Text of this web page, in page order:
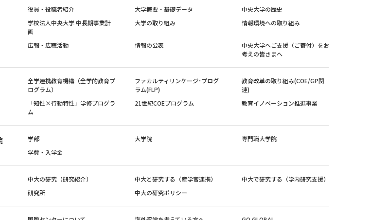
役員・役職者紹介
大学概要・基礎データ
中央大学の歴史
学校法人中央大学 中長期事業計
画
大学の取り組み 情報環境への取り組み
広報・広聴活動 情報の公表
中央大学へご支援（ご寄付）をお
考えの皆さまへ
全学連携教育機構（全学的教育プ
ログラム）
ファカルティリンケージ･プログ
ラム(FLP)
教育改革の取り組み(COE/GP関
連)
「知性×行動特性」学修プログラ
ム
21世紀COEプログラム 教育イノベーション推進事業
学部 大学院
専門職大学院
学費・入学金
中大の研究（研究紹介） 中大と研究する（産学官連携）
中大で研究する（学内研究支援）
研究所
中大の研究ポリシー